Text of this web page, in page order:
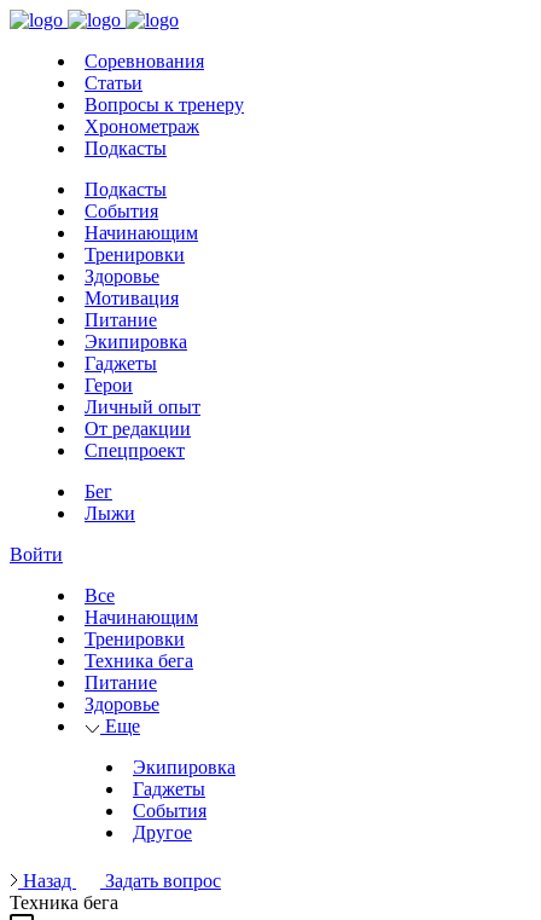
Соревнования
Статьи
Вопросы к тренеру
Хронометраж
Подкасты
Подкасты
События
Начинающим
Тренировки
Здоровье
Мотивация
Питание
Экипировка
Гаджеты
Герои
Личный опыт
От редакции
Спецпроект
Бег
Лыжи
Войти
Все
Начинающим
Тренировки
Техника бега
Питание
Здоровье
Еще
Экипировка
Гаджеты
События
Другое
Назад
Задать вопрос
Техника бега